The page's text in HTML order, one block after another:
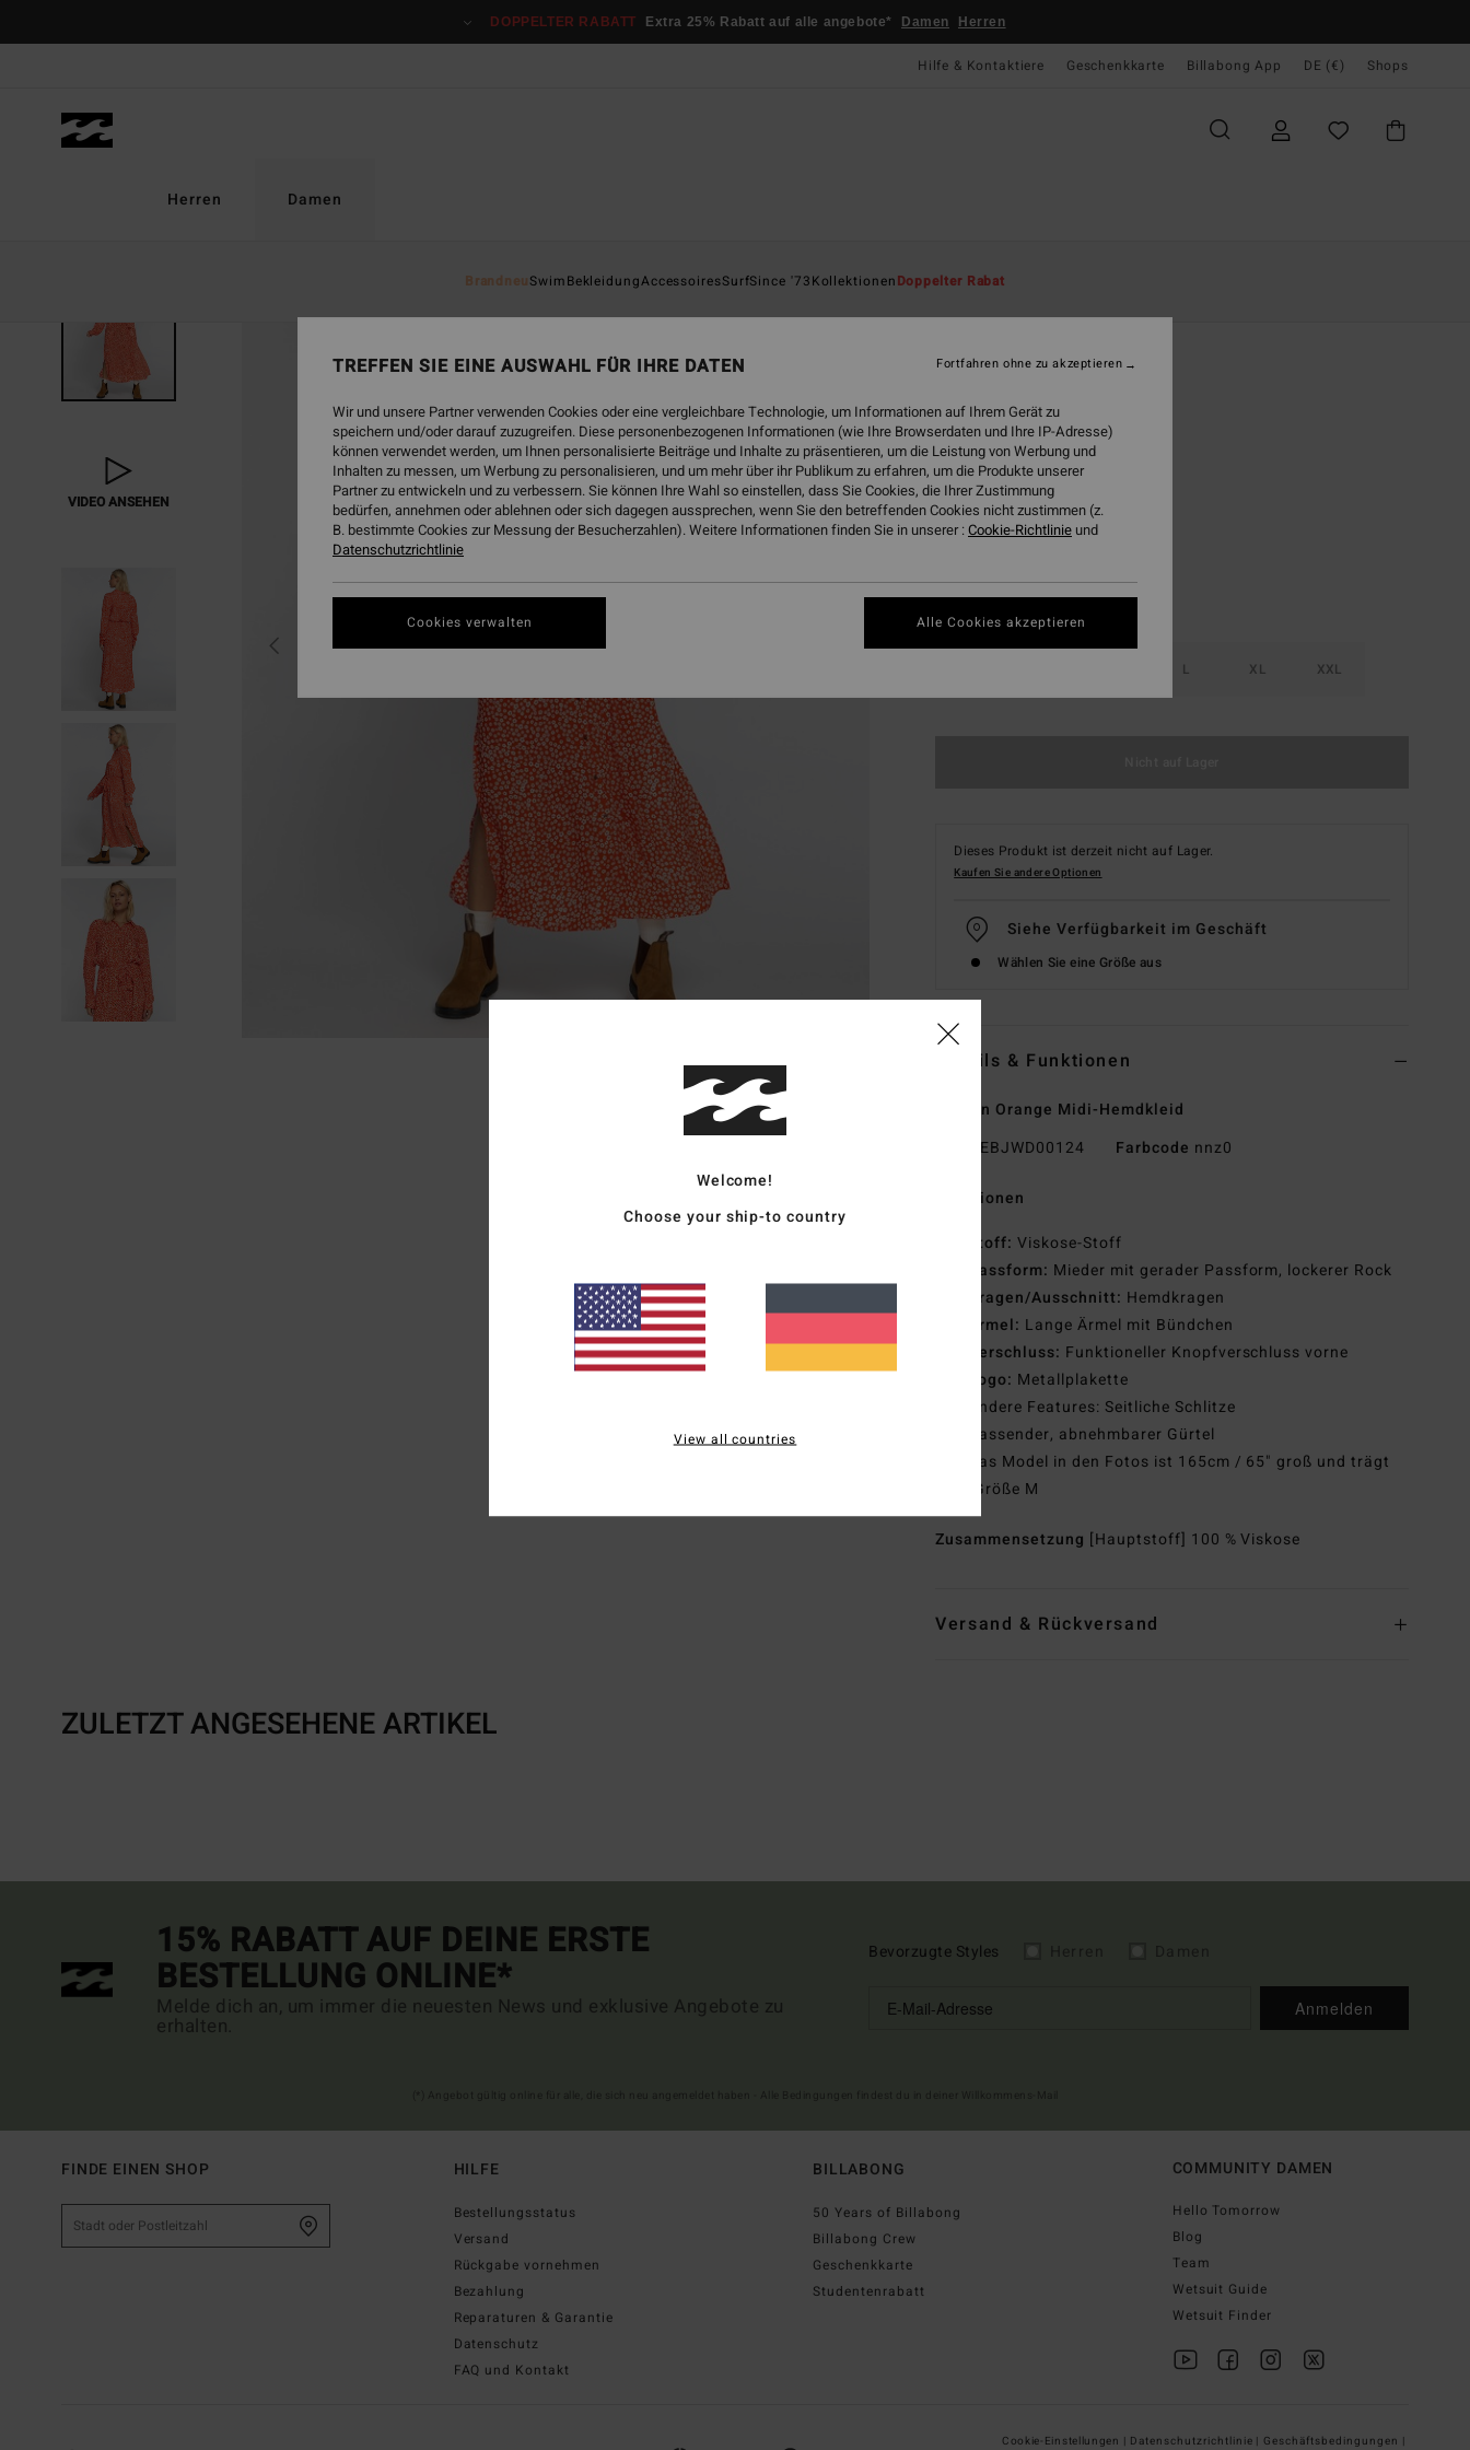
DOPPELTER RABATT Extra 25% Rabatt auf alle angebote* Damen Herren
Hilfe & Kontaktiere Geschenkkarte Billabong App DE (€) Shops
Herren Damen
BrandneuSwimBekleidungAccessoiresSurfSince '73KollektionenDoppelter Rabat
VIDEO ANSEHEN
First Kiss
85,95 €
DOPPELTER RABATT EXTRA 25%
FarbeFire Side
L XL XXL
Dieses Produkt ist derzeit nicht auf Lager.
Kaufen Sie andere Optionen
Siehe Verfügbarkeit im Geschäft
Wählen Sie eine Größe aus
Details & Funktionen
Frauen Orange Midi-Hemdkleid
EBJWD00124 Farbcode nnz0
Funktionen
Stoff: Viskose-Stoff
Passform: Mieder mit gerader Passform, lockerer Rock
Kragen/Ausschnitt: Hemdkragen
Ärmel: Lange Ärmel mit Bündchen
Verschluss: Funktioneller Knopfverschluss vorne
Logo: Metallplakette
Andere Features: Seitliche Schlitze
Passender, abnehmbarer Gürtel
Das Model in den Fotos ist 165cm / 65" groß und trägt
die Größe M
Zusammensetzung [Hauptstoff] 100 % Viskose
Versand & Rückversand
ZULETZT ANGESEHENE ARTIKEL
15% RABATT AUF DEINE ERSTE
BESTELLUNG ONLINE*
Melde dich an, um immer die neuesten News und exklusive Angebote zu
erhalten.
Bevorzugte Styles
Anmelden
FINDE EINEN SHOP HILFE
Bestellungsstatus
Versand
Rückgabe vornehmen
Bezahlung
Reparaturen & Garantie
Datenschutz
FAQ und Kontakt
BILLABONG
50 Years of Billabong
Billabong Crew
Geschenkkarte
Studentenrabatt
COMMUNITY DAMEN
Hello Tomorrow
Blog
Team
Wetsuit Guide
Wetsuit Finder
Cookie-Einstellungen | Datenschutzrichtlinie | Geschäftsbedingungen |
Welcome!
Choose your ship-to country
View all countries
TREFFEN SIE EINE AUSWAHL FÜR IHRE DATEN
Wir und unsere Partner verwenden Cookies oder eine vergleichbare Technologie, um Informationen auf Ihrem Gerät zu
speichern und/oder darauf zuzugreifen. Diese personenbezogenen Informationen (wie Ihre Browserdaten und Ihre IP-Adresse)
können verwendet werden, um Ihnen personalisierte Beiträge und Inhalte zu präsentieren, um die Leistung von Werbung und
Inhalten zu messen, um Werbung zu personalisieren, und um mehr über ihr Publikum zu erfahren, um die Produkte unserer
Partner zu entwickeln und zu verbessern. Sie können Ihre Wahl so einstellen, dass Sie Cookies, die Ihrer Zustimmung
bedürfen, annehmen oder ablehnen oder sich dagegen aussprechen, wenn Sie den betreffenden Cookies nicht zustimmen (z.
B. bestimmte Cookies zur Messung der Besucherzahlen). Weitere Informationen finden Sie in unserer :Cookie-Richtlinie und
Datenschutzrichtlinie
Cookies verwalten
Fortfahren ohne zu akzeptieren
Alle Cookies akzeptieren